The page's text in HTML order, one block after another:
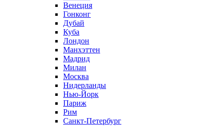
Венеция
Гонконг
Дубай
Куба
Лондон
Манхэттен
Мадрид
Милан
Москва
Нидерланды
Нью-Йорк
Париж
Рим
Санкт-Петербург